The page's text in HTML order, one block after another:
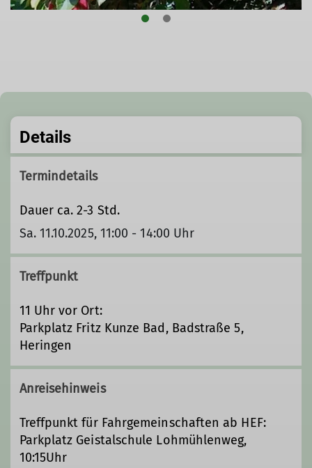
Details
Termindetails
Dauer ca. 2-3 Std.
Sa. 11.10.2025, 11:00 - 14:00 Uhr
Treffpunkt
11 Uhr vor Ort:
Parkplatz Fritz Kunze Bad, Badstraße 5,
Heringen
Anreisehinweis
Treffpunkt für Fahrgemeinschaften ab HEF:
Parkplatz Geistalschule Lohmühlenweg,
10:15Uhr